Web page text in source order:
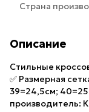
Страна
Описание
Стильные
✅ Размерная
39=24,5см;
производитель: